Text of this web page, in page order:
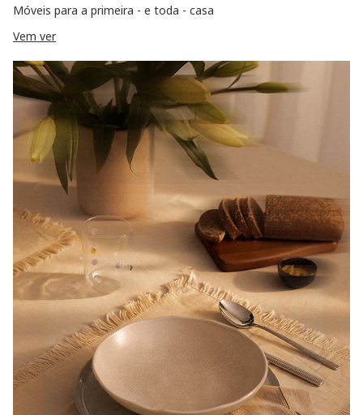
Móveis para a primeira - e toda - casa
Vem ver